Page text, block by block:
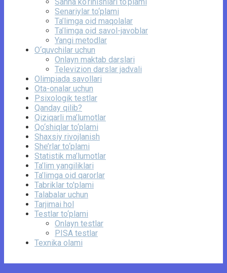
Sahna ko‘rinishlari to‘plami
Senariylar to‘plami
Ta’limga oid maqolalar
Ta’limga oid savol-javoblar
Yangi metodlar
O‘quvchilar uchun
Onlayn maktab darslari
Televizion darslar jadvali
Olimpiada savollari
Ota-onalar uchun
Psixologik testlar
Qanday qilib?
Qiziqarli ma’lumotlar
Qo‘shiqlar to‘plami
Shaxsiy rivojlanish
She’rlar to‘plami
Statistik ma’lumotlar
Ta’lim yangiliklari
Ta’limga oid qarorlar
Tabriklar to'plami
Talabalar uchun
Tarjimai hol
Testlar to‘plami
Onlayn testlar
PISA testlar
Texnika olami